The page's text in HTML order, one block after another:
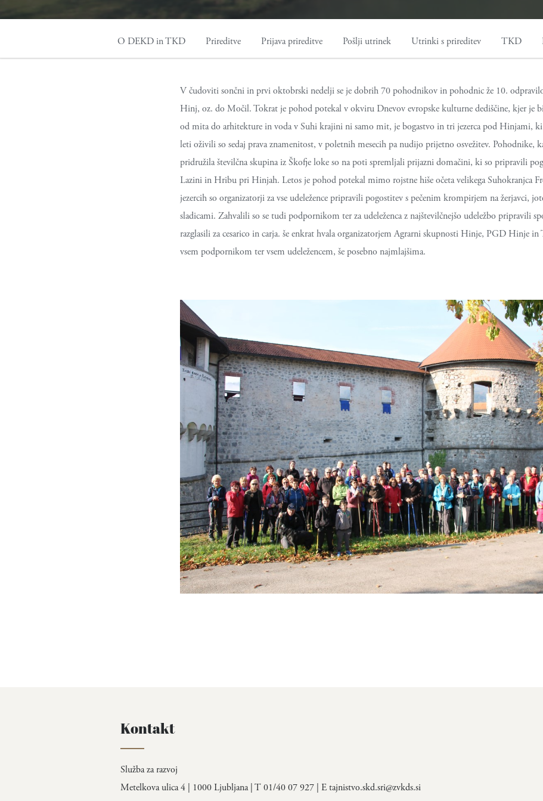
O DEKD in TKD Prireditve Prijava prireditve Pošlji utrinek Utrinki s prireditev TKD
V čudoviti sončni in prvi oktobrski nedelji se je dobrih 70 pohodnikov in pohodnic že 10.
Hinj, oz. do Močil. Tokrat je pohod potekal v okviru Dnevov evropske kulturne dediščine, kjer je
od mita do arhitekture in voda v Suhi krajini ni samo mit, je bogastvo in tri jezerca pod Hinjami,
leti oživili so sedaj prava znamenitost, v poletnih mesecih pa nudijo prijetno osvežitev. Pohodnike,
pridružila številčna skupina iz Škofje loke so na poti spremljali prijazni domačini, ki so pripravili
Lazini in Hribu pri Hinjah. Letos je pohod potekal mimo rojstne hiše očeta velikega Suhokranjca
jezercih so organizatorji za vse udeležence pripravili pogostitev s pečenim krompirjem na žerjavci,
sladicami. Zahvalili so se tudi podpornikom ter za udeleženca z najštevilčnejšo udeležbo pripravili
razglasili za cesarico in carja. še enkrat hvala organizatorjem Agrarni skupnosti Hinje, PGD Hinje
vsem podpornikom ter vsem udeležencem, še posebno najmlajšima.
Kontakt
Služba za razvoj
Metelkova ulica 4 | 1000 Ljubljana | T 01/40 07 927 | Etajnistvo.skd.sri@zvkds.si